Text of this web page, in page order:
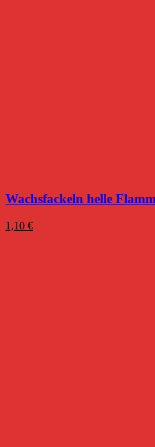
Wachsfackeln helle
1,10 €